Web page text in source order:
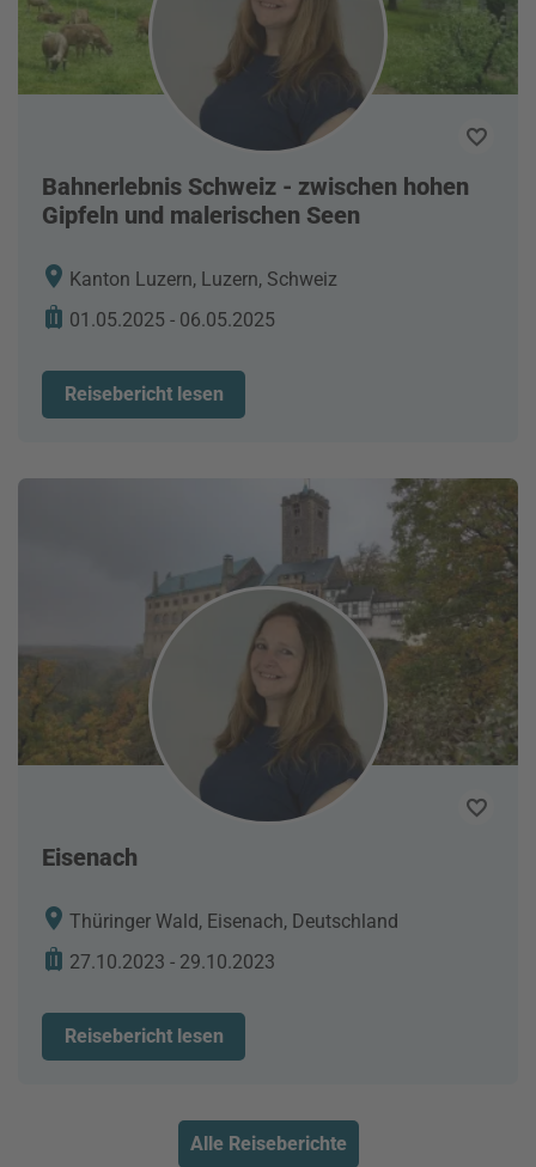
Bahnerlebnis Schweiz - zwischen hohen
Gipfeln und malerischen Seen
Kanton Luzern, Luzern, Schweiz
01.05.2025 - 06.05.2025
Reisebericht lesen
Eisenach
Thüringer Wald, Eisenach, Deutschland
27.10.2023 - 29.10.2023
Reisebericht lesen
Alle Reiseberichte